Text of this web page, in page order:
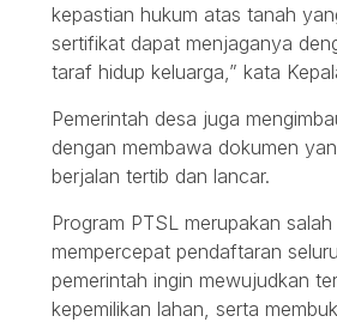
kepastian hukum atas tanah
sertifikat dapat menjaganya
taraf hidup keluarga,” kata
Pemerintah desa juga
dengan membawa dokumen
berjalan tertib dan lancar.
Program PTSL merupakan
mempercepat pendaftaran
pemerintah ingin mewujudkan
kepemilikan lahan, serta